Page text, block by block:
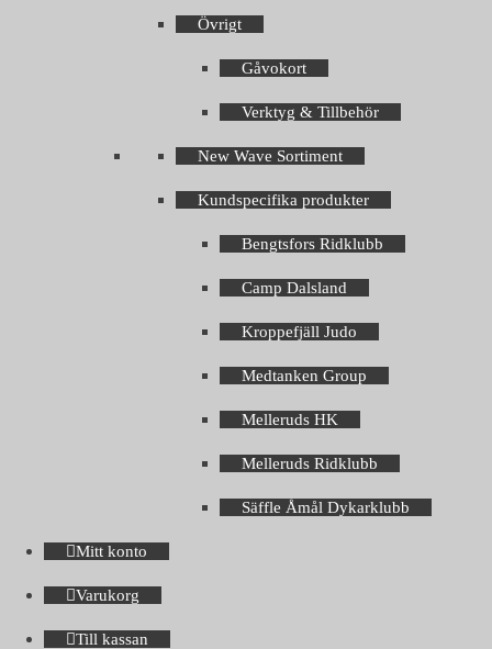
Övrigt
Gåvokort
Verktyg & Tillbehör
New Wave Sortiment
Kundspecifika produkter
Bengtsfors Ridklubb
Camp Dalsland
Kroppefjäll Judo
Medtanken Group
Melleruds HK
Melleruds Ridklubb
Säffle Åmål Dykarklubb
Mitt konto
Varukorg
Till kassan